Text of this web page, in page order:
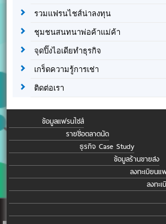
รวมแฟรนไชส์น่าลงทุน
ชุมชนสนทนาพ่อค้าแม่ค้า
จุดปิ๊งไอเดียทำธุรกิจ
เกร็ดความรู้การเช่า
ติดต่อเรา
ข้อมูลแฟรนไชส์
รายชื่อตลาดนัด
ธุรกิจ Case Study
ข้อมูลร้านขายส่ง
ลงทะเบียนแ
ลงทะ